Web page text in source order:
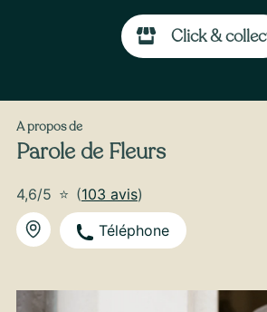
À partir de
Le Bouquet Fête des
Click &
A propos de
Parole de Fleurs
4,6/5 ⭐ (103 avis)
Téléphone